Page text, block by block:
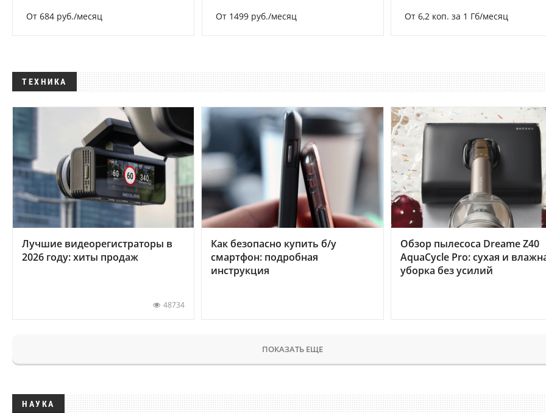
От 684 руб./месяц От 1499 руб./месяц От 6,2 коп. за 1 Гб/месяц
ТЕХНИКА
Лучшие видеорегистраторы в
2026 году: хиты продаж
48734
Как безопасно купить б/у
смартфон: подробная
инструкция
Обзор пылесоса Dreame Z40
AquaCycle Pro: сухая и
уборка без усилий
ПОКАЗАТЬ ЕЩЕ
НАУКА